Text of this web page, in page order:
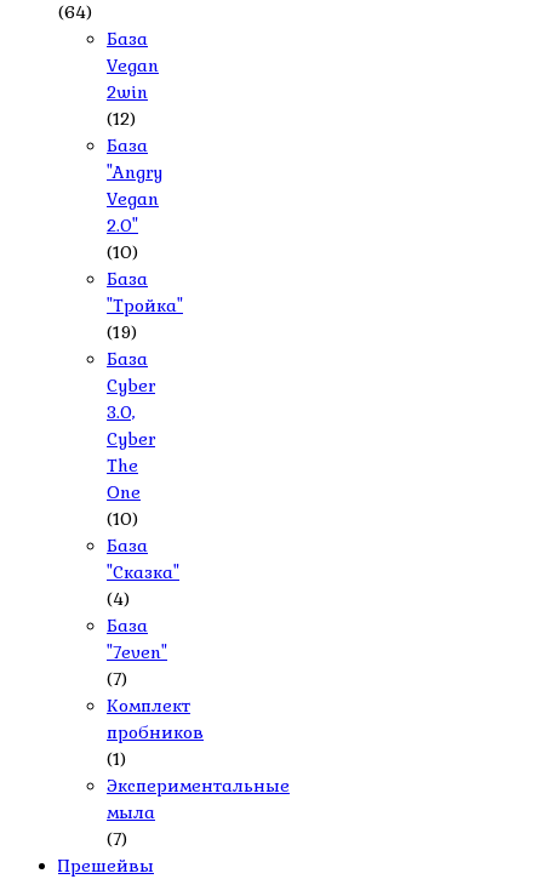
(64)
База
Vegan
2win
(12)
База
"Angry
Vegan
2.0"
(10)
База
"Тройка"
(19)
База
Cyber
3.0,
Cyber
The
One
(10)
База
"Сказка"
(4)
База
"7even"
(7)
Комплект
пробников
(1)
Экспериментальные
мыла
(7)
Прешейвы